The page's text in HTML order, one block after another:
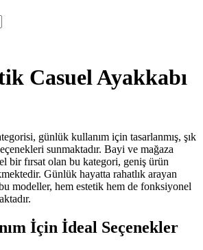
Casuel Ayakkabı
günlük kullanım için tasarlanmış, şık
sunmaktadır. Bayi ve mağaza
bir fırsat olan bu kategori, geniş ürün
Günlük hayatta rahatlık arayan
modeller, hem estetik hem de fonksiyonel
İçin İdeal Seçenekler